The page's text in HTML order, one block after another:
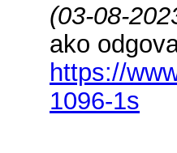
(03-08-
ako
https://
1096-1s